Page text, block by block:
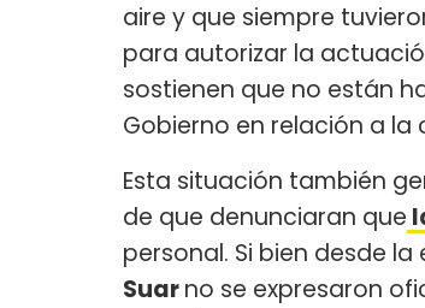
aire y que siempre
para autorizar la
sostienen que no están
Gobierno en relación a la
Esta situación también
de que denunciaran que
personal. Si bien desde
Suarno se expresaron